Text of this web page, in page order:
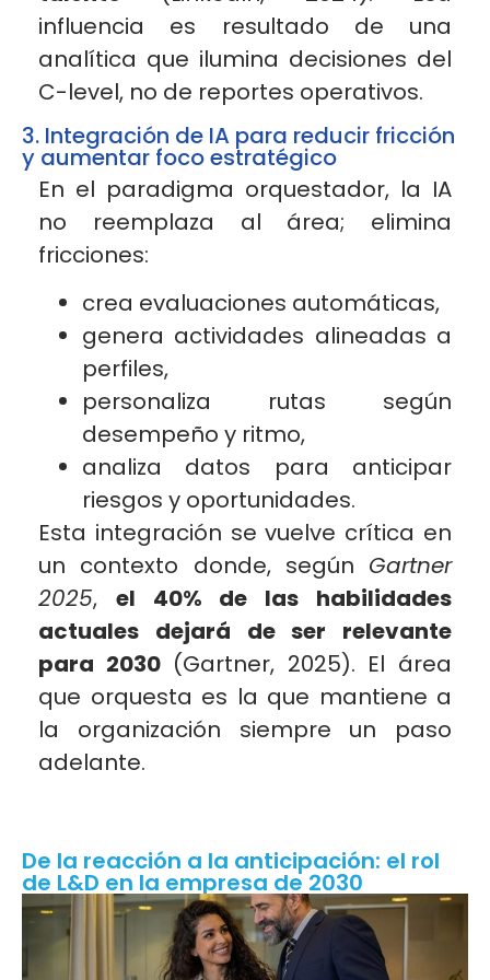
influencia es resultado de una
analítica que ilumina decisiones del
C-level, no de reportes operativos.
3. Integración de IA para reducir fricción
y aumentar foco estratégico
En el paradigma orquestador, la IA
no reemplaza al área; elimina
fricciones:
crea evaluaciones automáticas,
genera actividades alineadas a
perfiles,
personaliza rutas según
desempeño y ritmo,
analiza datos para anticipar
riesgos y oportunidades.
Esta integración se vuelve crítica en
un contexto donde, según Gartner
2025, el 40% de las habilidades
actuales dejará de ser relevante
para 2030(Gartner, 2025). El área
que orquesta es la que mantiene a
la organización siempre un paso
adelante.
De la reacción a la anticipación: el rol
de L&D en la empresa de 2030